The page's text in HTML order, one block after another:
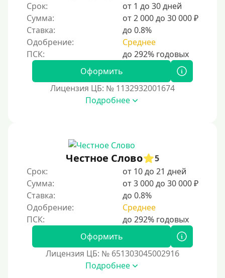
Срок:
от 1 до 30 дней
Сумма:
от 2 000 до 30 000 ₽
Ставка:
до 0.8%
Одобрение:
Среднее
Оформить
Лицензия ЦБ: № 1132932001674
Подробнее
Честное Слово
5
Срок:
от 10 до 21 дней
Сумма:
от 3 000 до 30 000 ₽
Ставка:
до 0.8%
Одобрение:
Среднее
Оформить
Лицензия ЦБ: № 651303045002916
Подробнее